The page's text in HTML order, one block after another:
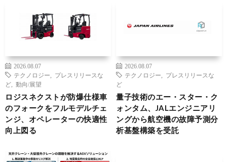
2026.08.07
テクノロジー
プレスリリースな
ど
動向/展望
ロジスネクストが防爆仕様車
のフォークをフルモデルチェ
ンジ、オペレーターの快適性
向上図る
2026.08.07
テクノロジー
プレスリリースな
ど
量子技術のエー・スター・ク
ォンタム、JALエンジニアリ
ングから航空機の故障予測分
析基盤構築を受託